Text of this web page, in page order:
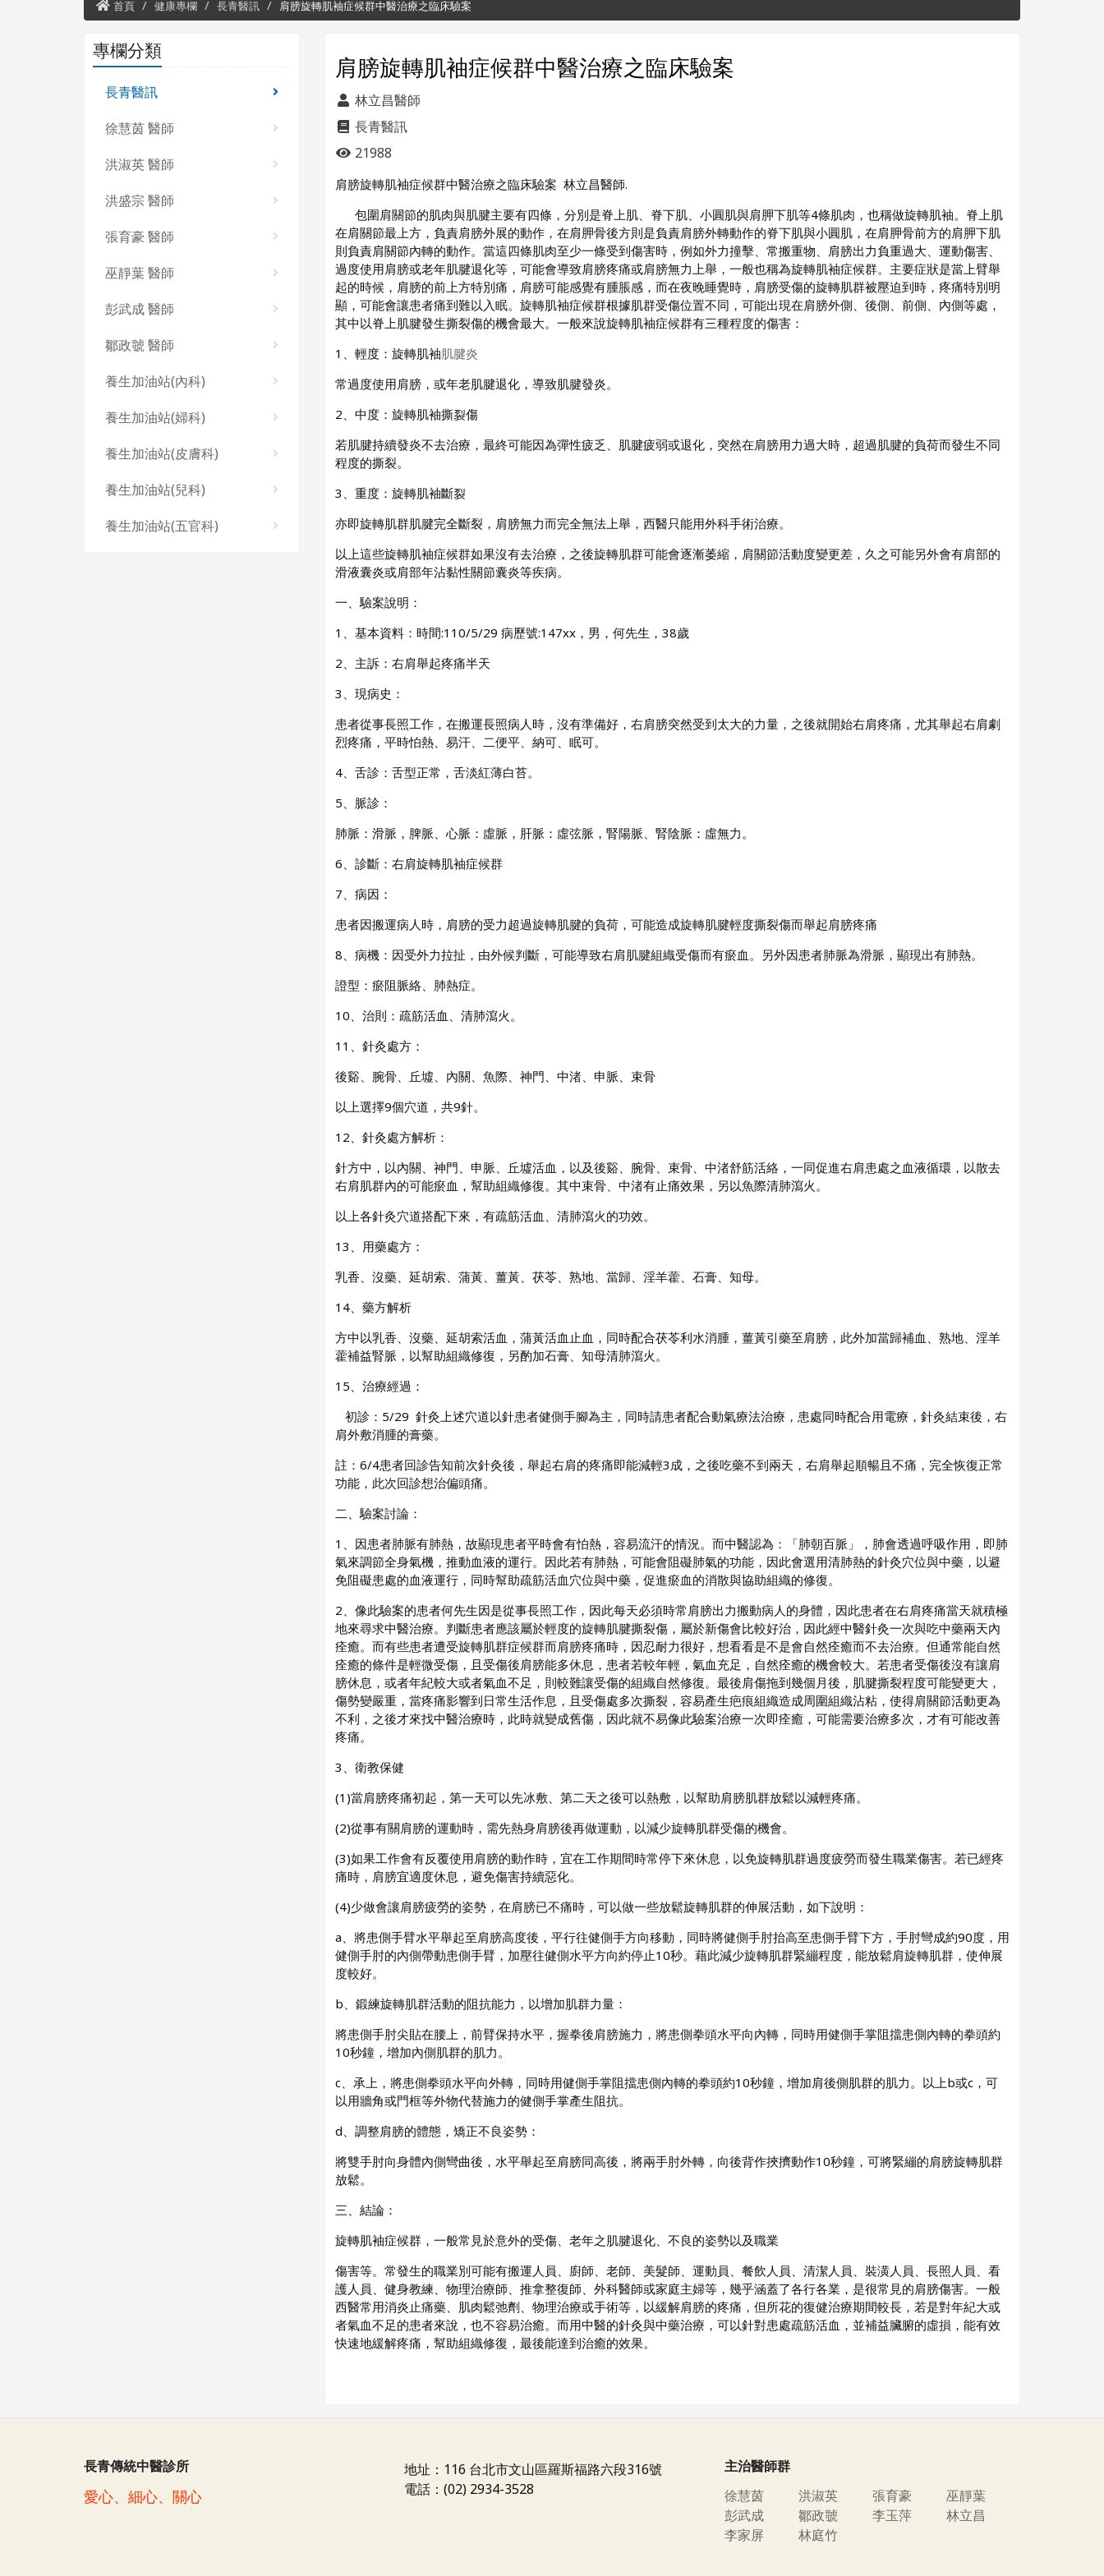
首頁 健康專欄 長青醫訊 肩膀旋轉肌袖症候群中醫治療之臨床驗案
專欄分類
長青醫訊
徐慧茵 醫師
洪淑英 醫師
洪盛宗 醫師
張育豪 醫師
巫靜葉 醫師
彭武成 醫師
鄒政虢 醫師
養生加油站(內科)
養生加油站(婦科)
養生加油站(皮膚科)
養生加油站(兒科)
養生加油站(五官科)
肩膀旋轉肌袖症候群中醫治療之臨床驗案
林立昌醫師
長青醫訊
21988
肩膀旋轉肌袖症候群中醫治療之臨床驗案 林立昌醫師.
包圍肩關節的肌肉與肌腱主要有四條，分別是脊上肌、脊下肌、小圓肌與肩胛下肌等4條肌肉，也稱做旋轉肌袖。脊上肌
在肩關節最上方，負責肩膀外展的動作，在肩胛骨後方則是負責肩膀外轉動作的脊下肌與小圓肌，在肩胛骨前方的肩胛下肌
則負責肩關節內轉的動作。當這四條肌肉至少一條受到傷害時，例如外力撞擊、常搬重物、肩膀出力負重過大、運動傷害、
過度使用肩膀或老年肌腱退化等，可能會導致肩膀疼痛或肩膀無力上舉，一般也稱為旋轉肌袖症候群。主要症狀是當上臂舉
起的時候，肩膀的前上方特別痛，肩膀可能感覺有腫脹感，而在夜晚睡覺時，肩膀受傷的旋轉肌群被壓迫到時，疼痛特別明
顯，可能會讓患者痛到難以入眠。旋轉肌袖症候群根據肌群受傷位置不同，可能出現在肩膀外側、後側、前側、內側等處，
其中以脊上肌腱發生撕裂傷的機會最大。一般來說旋轉肌袖症候群有三種程度的傷害：
1、輕度：旋轉肌袖肌腱炎
常過度使用肩膀，或年老肌腱退化，導致肌腱發炎。
2、中度：旋轉肌袖撕裂傷
若肌腱持續發炎不去治療，最終可能因為彈性疲乏、肌腱疲弱或退化，突然在肩膀用力過大時，超過肌腱的負荷而發生不同
程度的撕裂。
3、重度：旋轉肌袖斷裂
亦即旋轉肌群肌腱完全斷裂，肩膀無力而完全無法上舉，西醫只能用外科手術治療。
以上這些旋轉肌袖症候群如果沒有去治療，之後旋轉肌群可能會逐漸萎縮，肩關節活動度變更差，久之可能另外會有肩部的
滑液囊炎或肩部年沾黏性關節囊炎等疾病。
一、驗案說明：
1、基本資料：時間:110/5/29 病歷號:147xx，男，何先生，38歲
2、主訴：右肩舉起疼痛半天
3、現病史：
患者從事長照工作，在搬運長照病人時，沒有準備好，右肩膀突然受到太大的力量，之後就開始右肩疼痛，尤其舉起右肩劇
烈疼痛，平時怕熱、易汗、二便平、納可、眠可。
4、舌診：舌型正常，舌淡紅薄白苔。
5、脈診：
肺脈：滑脈，脾脈、心脈：虛脈，肝脈：虛弦脈，腎陽脈、腎陰脈：虛無力。
6、診斷：右肩旋轉肌袖症候群
7、病因：
患者因搬運病人時，肩膀的受力超過旋轉肌腱的負荷，可能造成旋轉肌腱輕度撕裂傷而舉起肩膀疼痛
8、病機：因受外力拉扯，由外候判斷，可能導致右肩肌腱組織受傷而有瘀血。另外因患者肺脈為滑脈，顯現出有肺熱。
證型：瘀阻脈絡、肺熱症。
10、治則：疏筋活血、清肺瀉火。
11、針灸處方：
後谿、腕骨、丘墟、內關、魚際、神門、中渚、申脈、束骨
以上選擇9個穴道，共9針。
12、針灸處方解析：
針方中，以內關、神門、申脈、丘墟活血，以及後谿、腕骨、束骨、中渚舒筋活絡，一同促進右肩患處之血液循環，以散去
右肩肌群內的可能瘀血，幫助組織修復。其中束骨、中渚有止痛效果，另以魚際清肺瀉火。
以上各針灸穴道搭配下來，有疏筋活血、清肺瀉火的功效。
13、用藥處方：
乳香、沒藥、延胡索、蒲黃、薑黃、茯苓、熟地、當歸、淫羊藿、石膏、知母。
14、藥方解析
方中以乳香、沒藥、延胡索活血，蒲黃活血止血，同時配合茯苓利水消腫，薑黃引藥至肩膀，此外加當歸補血、熟地、淫羊
藿補益腎脈，以幫助組織修復，另酌加石膏、知母清肺瀉火。
15、治療經過：
初診：5/29 針灸上述穴道以針患者健側手腳為主，同時請患者配合動氣療法治療，患處同時配合用電療，針灸結束後，右
肩外敷消腫的膏藥。
註：6/4患者回診告知前次針灸後，舉起右肩的疼痛即能減輕3成，之後吃藥不到兩天，右肩舉起順暢且不痛，完全恢復正常
功能，此次回診想治偏頭痛。
二、驗案討論：
1、因患者肺脈有肺熱，故顯現患者平時會有怕熱，容易流汗的情況。而中醫認為：「肺朝百脈」，肺會透過呼吸作用，即肺
氣來調節全身氣機，推動血液的運行。因此若有肺熱，可能會阻礙肺氣的功能，因此會選用清肺熱的針灸穴位與中藥，以避
免阻礙患處的血液運行，同時幫助疏筋活血穴位與中藥，促進瘀血的消散與協助組織的修復。
2、像此驗案的患者何先生因是從事長照工作，因此每天必須時常肩膀出力搬動病人的身體，因此患者在右肩疼痛當天就積極
地來尋求中醫治療。判斷患者應該屬於輕度的旋轉肌腱撕裂傷，屬於新傷會比較好治，因此經中醫針灸一次與吃中藥兩天內
痊癒。而有些患者遭受旋轉肌群症候群而肩膀疼痛時，因忍耐力很好，想看看是不是會自然痊癒而不去治療。但通常能自然
痊癒的條件是輕微受傷，且受傷後肩膀能多休息，患者若較年輕，氣血充足，自然痊癒的機會較大。若患者受傷後沒有讓肩
膀休息，或者年紀較大或者氣血不足，則較難讓受傷的組織自然修復。最後肩傷拖到幾個月後，肌腱撕裂程度可能變更大，
傷勢變嚴重，當疼痛影響到日常生活作息，且受傷處多次撕裂，容易產生疤痕組織造成周圍組織沾粘，使得肩關節活動更為
不利，之後才來找中醫治療時，此時就變成舊傷，因此就不易像此驗案治療一次即痊癒，可能需要治療多次，才有可能改善
疼痛。
3、衛教保健
(1)當肩膀疼痛初起，第一天可以先冰敷、第二天之後可以熱敷，以幫助肩膀肌群放鬆以減輕疼痛。
(2)從事有關肩膀的運動時，需先熱身肩膀後再做運動，以減少旋轉肌群受傷的機會。
(3)如果工作會有反覆使用肩膀的動作時，宜在工作期間時常停下來休息，以免旋轉肌群過度疲勞而發生職業傷害。若已經疼
痛時，肩膀宜適度休息，避免傷害持續惡化。
(4)少做會讓肩膀疲勞的姿勢，在肩膀已不痛時，可以做一些放鬆旋轉肌群的伸展活動，如下說明：
a、將患側手臂水平舉起至肩膀高度後，平行往健側手方向移動，同時將健側手肘抬高至患側手臂下方，手肘彎成約90度，用
健側手肘的內側帶動患側手臂，加壓往健側水平方向約停止10秒。藉此減少旋轉肌群緊繃程度，能放鬆肩旋轉肌群，使伸展
度較好。
b、鍛練旋轉肌群活動的阻抗能力，以增加肌群力量：
將患側手肘尖貼在腰上，前臂保持水平，握拳後肩膀施力，將患側拳頭水平向內轉，同時用健側手掌阻擋患側內轉的拳頭約
10秒鐘，增加內側肌群的肌力。
c、承上，將患側拳頭水平向外轉，同時用健側手掌阻擋患側內轉的拳頭約10秒鐘，增加肩後側肌群的肌力。以上b或c，可
以用牆角或門框等外物代替施力的健側手掌產生阻抗。
d、調整肩膀的體態，矯正不良姿勢：
將雙手肘向身體內側彎曲後，水平舉起至肩膀同高後，將兩手肘外轉，向後背作挾擠動作10秒鐘，可將緊繃的肩膀旋轉肌群
放鬆。
三、結論：
旋轉肌袖症候群，一般常見於意外的受傷、老年之肌腱退化、不良的姿勢以及職業
傷害等。常發生的職業別可能有搬運人員、廚師、老師、美髮師、運動員、餐飲人員、清潔人員、裝潢人員、長照人員、看
護人員、健身教練、物理治療師、推拿整復師、外科醫師或家庭主婦等，幾乎涵蓋了各行各業，是很常見的肩膀傷害。一般
西醫常用消炎止痛藥、肌肉鬆弛劑、物理治療或手術等，以緩解肩膀的疼痛，但所花的復健治療期間較長，若是對年紀大或
者氣血不足的患者來說，也不容易治癒。而用中醫的針灸與中藥治療，可以針對患處疏筋活血，並補益臟腑的虛損，能有效
快速地緩解疼痛，幫助組織修復，最後能達到治癒的效果。
長青傳統中醫診所
愛心、細心、關心
地址：116 台北市文山區羅斯福路六段316號
電話：(02) 2934-3528
主治醫師群
徐慧茵
洪淑英 張育豪
巫靜葉
彭武成
鄒政虢 李玉萍
林立昌
李家屏
林庭竹